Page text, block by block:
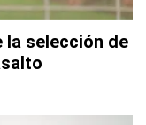
selección de